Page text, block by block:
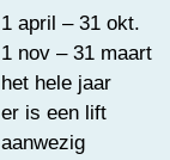
1 april – 31 okt.
1 nov – 31 maart
het hele jaar
er is een lift
aanwezig